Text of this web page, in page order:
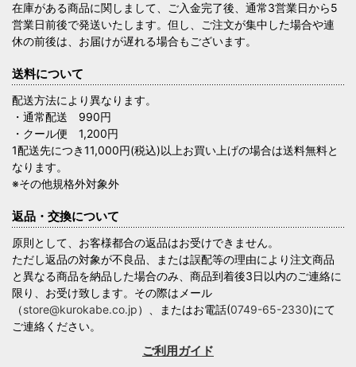
在庫がある商品に関しまして、ご入金完了後、通常3営業日から5
営業日前後で発送いたします。但し、ご注文が集中した場合や連
休の前後は、お届けが遅れる場合もございます。
送料について
配送方法により異なります。
・通常配送 990円
・クール便 1,200円
1配送先につき11,000円(税込)以上お買い上げの場合は送料無料と
なります。
※その他規格外対象外
返品・交換について
原則として、お客様都合の返品はお受けできません。
ただし返品の対象が不良品、または誤配等の理由により注文商品
と異なる商品を納品した場合のみ、商品到着後3日以内のご連絡に
限り、お受け致します。その際はメール
（store@kurokabe.co.jp）、またはお電話(0749-65-2330)にて
ご連絡ください。
ご利用ガイド